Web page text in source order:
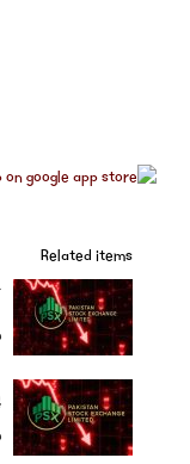
Related items